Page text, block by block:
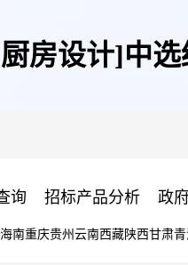
房设计]中
询 招标产品分析 政
海南重庆贵州 云南西藏陕西甘肃